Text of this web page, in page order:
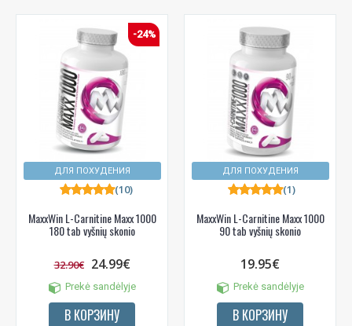
ДЛЯ ПОХУДЕНИЯ
-24%
MaxxWin L-Carnitine Maxx 1000
180 tab vyšnių skonio
(10)
32.90€ 24.99€
Prekė sandėlyje
В КОРЗИНУ
ДЛЯ ПОХУДЕНИЯ
MaxxWin L-Carnitine Maxx 1000
90 tab vyšnių skonio
(1)
19.95€
Prekė sandėlyje
В КОРЗИНУ